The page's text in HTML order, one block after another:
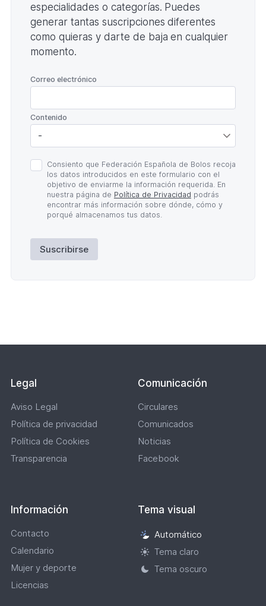
especialidades o categorías. Puedes
generar tantas suscripciones diferentes
como quieras y darte de baja en cualquier
momento.
Correo electrónico
Contenido
Política
de
Privacidad
Consiento que Federación Española de Bolos recoja
los datos introducidos en este formulario con el
objetivo de enviarme la información requerida. En
nuestra página de Política de Privacidad podrás
encontrar más información sobre dónde, cómo y
porqué almacenamos tus datos.
Suscribirse
Legal
Aviso Legal
Política de privacidad
Política de Cookies
Transparencia
Comunicación
Circulares
Comunicados
Noticias
Facebook
Información
Contacto
Calendario
Mujer y deporte
Licencias
Tema visual
Selección
de
tema
Automático
Tema claro
Tema oscuro